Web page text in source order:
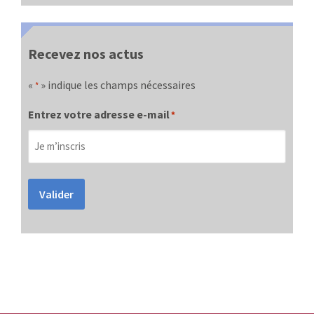
Recevez nos actus
« * » indique les champs nécessaires
Entrez votre adresse e-mail*
Valider